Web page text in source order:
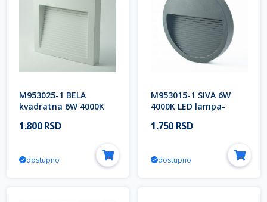
M953025-1 BELA
kvadratna 6W 4000K
nadgradna IP65 Mitea
1.800 RSD
dostupno
M953015-1 SIVA 6W
4000K LED lampa-
IP65 Mitea Lighting (25
1.750 RSD
dostupno